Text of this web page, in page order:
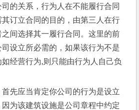
的关系，行为人在不能履行合同
订立合同的目的，由第三人在行
间选择其一履行合同。这里的前
设立所必需的，如果该行为不是
经营行为,则只能由行为人自己负
先应当肯定你公司的行为是设立
为该建筑设施是公司章程中约定